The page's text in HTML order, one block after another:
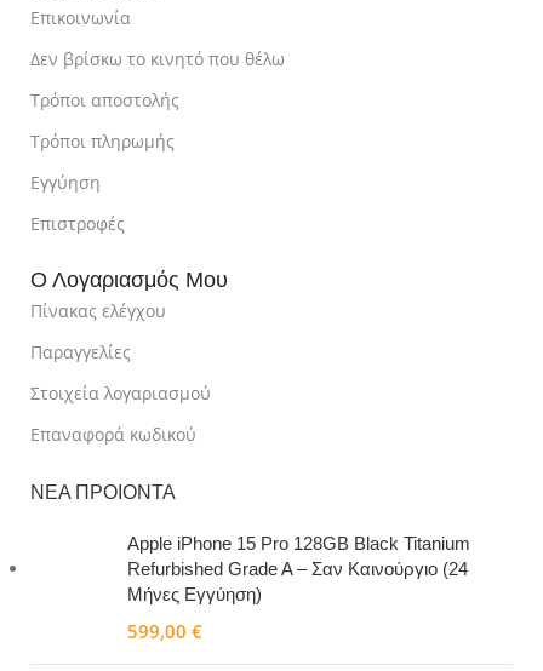
Επικοινωνία
Δεν βρίσκω το κινητό που θέλω
Τρόποι αποστολής
Τρόποι πληρωμής
Εγγύηση
Επιστροφές
Ο Λογαριασμός Μου
Πίνακας ελέγχου
Παραγγελίες
Στοιχεία λογαριασμού
Επαναφορά κωδικού
ΝΕΑ ΠΡΟΙΟΝΤΑ
Apple iPhone 15 Pro 128GB Black Titanium
Refurbished Grade A – Σαν Καινούργιο (24
Μήνες Εγγύηση)
599,00 €